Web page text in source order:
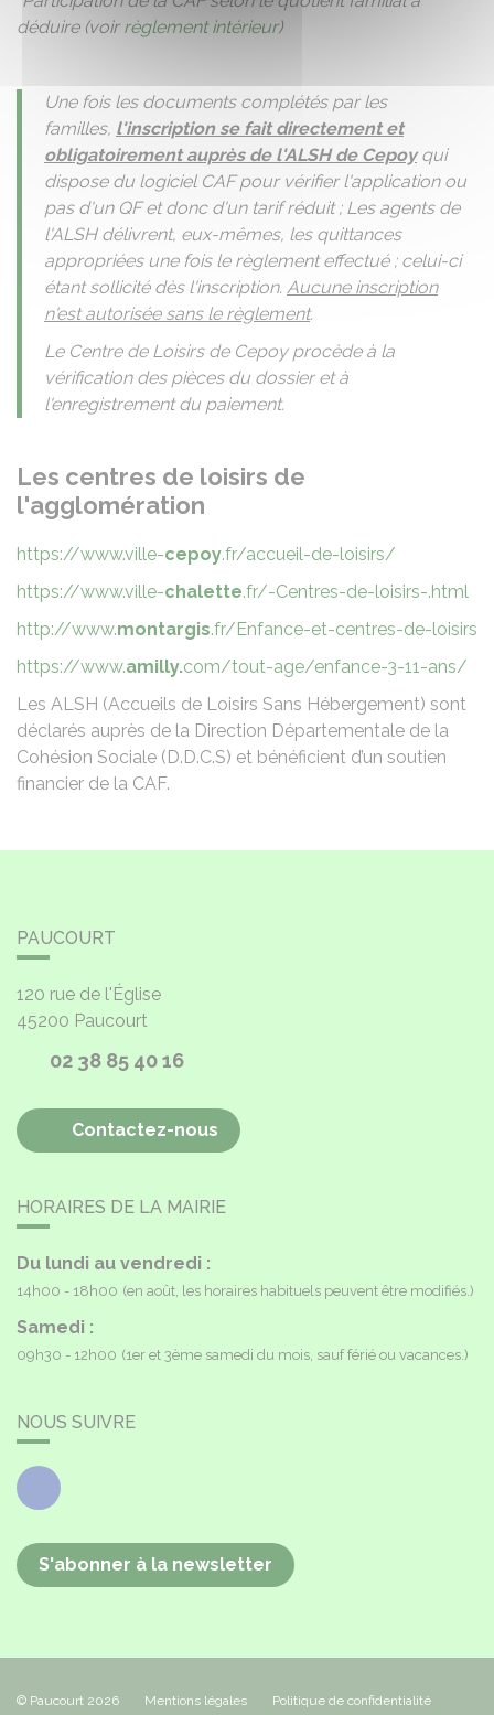
déduire (voir règlement intérieur)
Une fois les documents complétés par les
familles, l'inscription se fait directement et
obligatoirement auprès de l'ALSH de Cepoyqui
dispose du logiciel CAF pour vérifier l'application ou
pas d'un QF et donc d'un tarif réduit ; Les agents de
l'ALSH délivrent, eux-mêmes, les quittances
appropriées une fois le règlement effectué ; celui-ci
étant sollicité dès l'inscription. Aucune inscription
n'est autorisée sans le règlement.
Le Centre de Loisirs de Cepoy procède à la
vérification des pièces du dossier et à
l'enregistrement du paiement.
Les centres de loisirs de
l'agglomération
https://www.ville-cepoy.fr/accueil-de-loisirs/
https://www.ville-chalette.fr/-Centres-de-loisirs-.html
http://www.montargis.fr/Enfance-et-centres-de-loisirs
https://www.amilly.com/tout-age/enfance-3-11-ans/
Les ALSH (Accueils de Loisirs Sans Hébergement) sont
déclarés auprès de la Direction Départementale de la
Cohésion Sociale (D.D.C.S) et bénéficient d’un soutien
financier de la CAF.
PAUCOURT
120 rue de l'Église
45200 Paucourt
02 38 85 40 16
Contactez-nous
HORAIRES DE LA MAIRIE
Du lundi au vendredi :
14h00 - 18h00 (en août, les horaires habituels peuvent être modifiés.)
Samedi :
09h30 - 12h00 (1er et 3ème samedi du mois, sauf férié ou vacances.)
NOUS SUIVRE
Facebook
S'abonner à la newsletter
© Paucourt 2026 Mentions légales Politique de confidentialité